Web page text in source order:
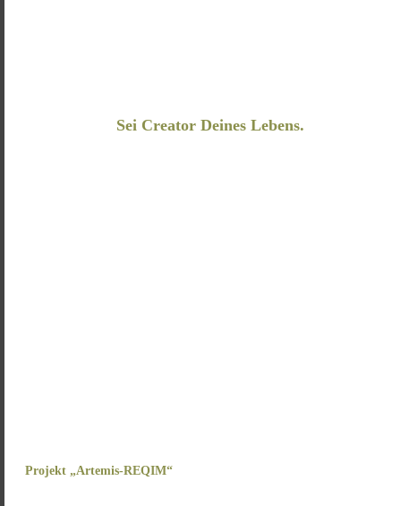
Sei Creator Deines Lebens.
Projekt „Artemis-REQIM“